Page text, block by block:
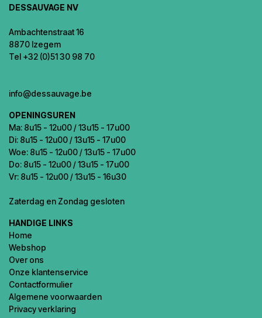
DESSAUVAGE NV
Ambachtenstraat 16
8870 Izegem
Tel +32 (0)51 30 98 70
info@dessauvage.be
OPENINGSUREN
Ma: 8u15 - 12u00 / 13u15 - 17u00
Di: 8u15 - 12u00 / 13u15 - 17u00
Woe: 8u15 - 12u00 / 13u15 - 17u00
Do: 8u15 - 12u00 / 13u15 - 17u00
Vr: 8u15 - 12u00 / 13u15 - 16u30
Zaterdag en Zondag gesloten
HANDIGE LINKS
Home
Webshop
Over ons
Onze klantenservice
Contactformulier
Algemene voorwaarden
Privacy verklaring